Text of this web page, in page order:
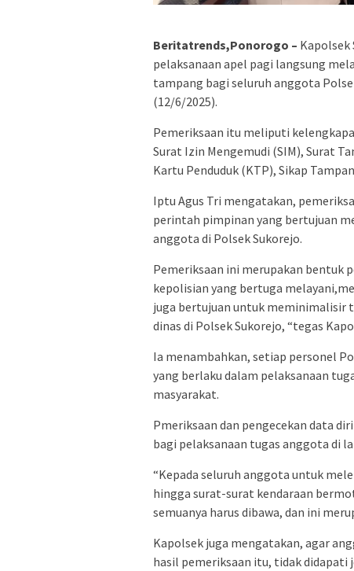
Beritatrends,Ponorogo – Kapolsek
pelaksanaan apel pagi langsung
tampang bagi seluruh anggota
(12/6/2025).
Pemeriksaan itu meliputi
Surat Izin Mengemudi (SIM), Surat
Kartu Penduduk (KTP), Sikap
Iptu Agus Tri mengatakan,
perintah pimpinan yang bertujuan
anggota di Polsek Sukorejo.
Pemeriksaan ini merupakan bentuk
kepolisian yang bertuga
juga bertujuan untuk meminimalisir
dinas di Polsek Sukorejo, “tegas
Ia menambahkan, setiap personel
yang berlaku dalam pelaksanaan
masyarakat.
Pmeriksaan dan pengecekan data
bagi pelaksanaan tugas anggota di
“Kepada seluruh anggota untuk
hingga surat-surat kendaraan
semuanya harus dibawa, dan ini
Kapolsek juga mengatakan, agar
hasil pemeriksaan itu, tidak didapati